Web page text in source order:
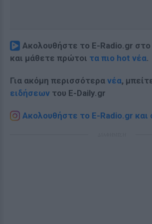
Ακολουθήστε το E-Radio.gr στο
και μάθετε πρώτοι τα πιο hot νέα.
Για ακόμη περισσότερα νέα,
ειδήσεων του E-Daily.gr
Ακολουθήστε το E-Radio.gr